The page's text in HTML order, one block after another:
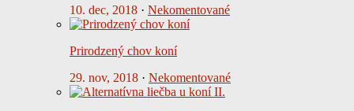
10. dec, 2018 · Nekomentované
Prirodzený chov koní
29. nov, 2018 · Nekomentované